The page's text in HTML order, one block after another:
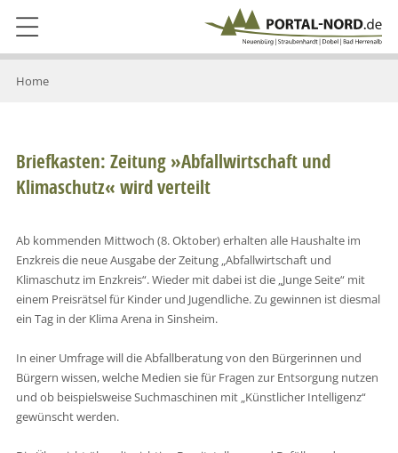
Home
Briefkasten: Zeitung »Abfallwirtschaft und
Klimaschutz« wird verteilt
Ab kommenden Mittwoch (8. Oktober) erhalten alle Haushalte im
Enzkreis die neue Ausgabe der Zeitung „Abfallwirtschaft und
Klimaschutz im Enzkreis“. Wieder mit dabei ist die „Junge Seite“ mit
einem Preisrätsel für Kinder und Jugendliche. Zu gewinnen ist diesmal
ein Tag in der Klima Arena in Sinsheim.
In einer Umfrage will die Abfallberatung von den Bürgerinnen und
Bürgern wissen, welche Medien sie für Fragen zur Entsorgung nutzen
und ob beispielsweise Suchmaschinen mit „Künstlicher Intelligenz“
gewünscht werden.